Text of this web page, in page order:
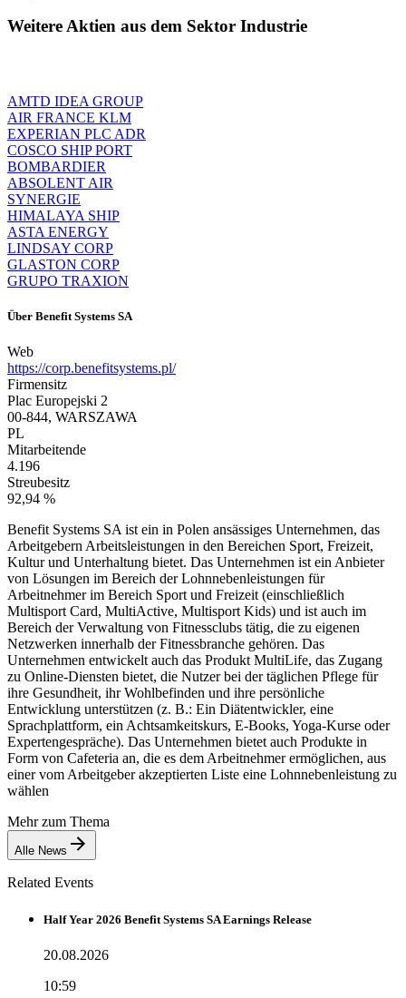
Weitere Aktien aus dem Sektor Industrie
AMTD IDEA GROUP
AIR FRANCE KLM
EXPERIAN PLC ADR
COSCO SHIP PORT
BOMBARDIER
ABSOLENT AIR
SYNERGIE
HIMALAYA SHIP
ASTA ENERGY
LINDSAY CORP
GLASTON CORP
GRUPO TRAXION
Über Benefit Systems SA
Web
https://corp.benefitsystems.pl/
Firmensitz
Plac Europejski 2
00-844, WARSZAWA
PL
Mitarbeitende
4.196
Streubesitz
92,94 %
Benefit Systems SA ist ein in Polen ansässiges Unternehmen, das
Arbeitgebern Arbeitsleistungen in den Bereichen Sport, Freizeit,
Kultur und Unterhaltung bietet. Das Unternehmen ist ein Anbieter
von Lösungen im Bereich der Lohnnebenleistungen für
Arbeitnehmer im Bereich Sport und Freizeit (einschließlich
Multisport Card, MultiActive, Multisport Kids) und ist auch im
Bereich der Verwaltung von Fitnessclubs tätig, die zu eigenen
Netzwerken innerhalb der Fitnessbranche gehören. Das
Unternehmen entwickelt auch das Produkt MultiLife, das Zugang
zu Online-Diensten bietet, die Nutzer bei der täglichen Pflege für
ihre Gesundheit, ihr Wohlbefinden und ihre persönliche
Entwicklung unterstützen (z. B.: Ein Diätentwickler, eine
Sprachplattform, ein Achtsamkeitskurs, E-Books, Yoga-Kurse oder
Expertengespräche). Das Unternehmen bietet auch Produkte in
Form von Cafeteria an, die es dem Arbeitnehmer ermöglichen, aus
einer vom Arbeitgeber akzeptierten Liste eine Lohnnebenleistung zu
wählen
Mehr zum Thema
Alle News
Related Events
Half Year 2026 Benefit Systems SA Earnings Release
20.08.2026
10:59